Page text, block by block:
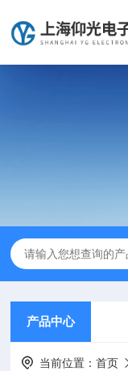
产品中心
当前位置：首页